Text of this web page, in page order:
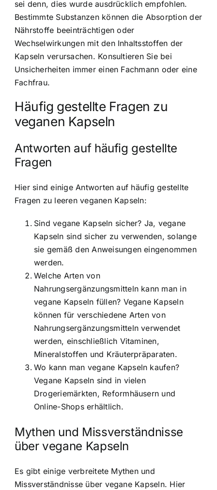
sei denn, dies wurde ausdrücklich empfohlen.
Bestimmte Substanzen können die Absorption der
Nährstoffe beeinträchtigen oder
Wechselwirkungen mit den Inhaltsstoffen der
Kapseln verursachen. Konsultieren Sie bei
Unsicherheiten immer einen Fachmann oder eine
Fachfrau.
Häufig gestellte Fragen zu
veganen Kapseln
Antworten auf häufig gestellte
Fragen
Hier sind einige Antworten auf häufig gestellte
Fragen zu leeren veganen Kapseln:
Sind vegane Kapseln sicher? Ja, vegane
Kapseln sind sicher zu verwenden, solange
sie gemäß den Anweisungen eingenommen
werden.
Welche Arten von
Nahrungsergänzungsmitteln kann man in
vegane Kapseln füllen? Vegane Kapseln
können für verschiedene Arten von
Nahrungsergänzungsmitteln verwendet
werden, einschließlich Vitaminen,
Mineralstoffen und Kräuterpräparaten.
Wo kann man vegane Kapseln kaufen?
Vegane Kapseln sind in vielen
Drogeriemärkten, Reformhäusern und
Online-Shops erhältlich.
Mythen und Missverständnisse
über vegane Kapseln
Es gibt einige verbreitete Mythen und
Missverständnisse über vegane Kapseln. Hier